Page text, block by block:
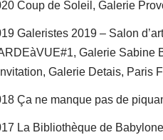
Coup de Soleil, Galerie
Galeristes 2019 – Salon
Galerie Sabine
Galerie Detais, Paris F
Ça ne manque pas de
La Bibliothèque de